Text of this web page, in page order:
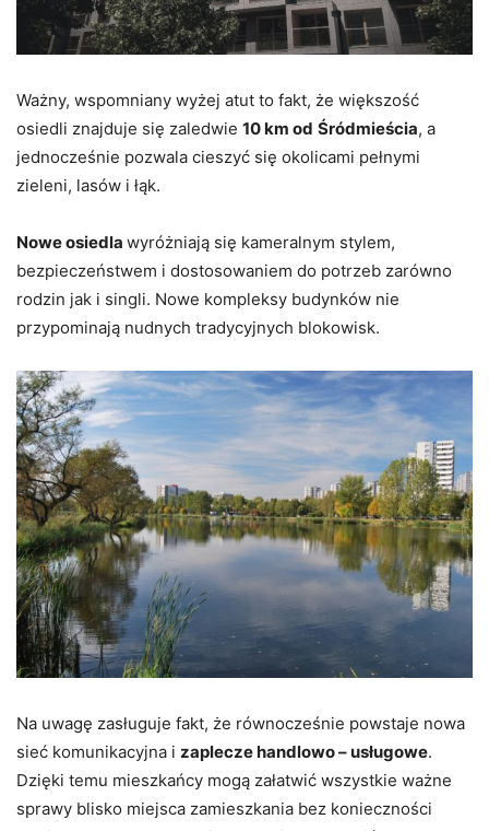
Ważny, wspomniany wyżej atut to fakt, że większość
osiedli znajduje się zaledwie 10 km od Śródmieścia, a
jednocześnie pozwala cieszyć się okolicami pełnymi
zieleni, lasów i łąk.
Nowe osiedla wyróżniają się kameralnym stylem,
bezpieczeństwem i dostosowaniem do potrzeb zarówno
rodzin jak i singli. Nowe kompleksy budynków nie
przypominają nudnych tradycyjnych blokowisk.
Na uwagę zasługuje fakt, że równocześnie powstaje nowa
sieć komunikacyjna i zaplecze handlowo – usługowe.
Dzięki temu mieszkańcy mogą załatwić wszystkie ważne
sprawy blisko miejsca zamieszkania bez konieczności